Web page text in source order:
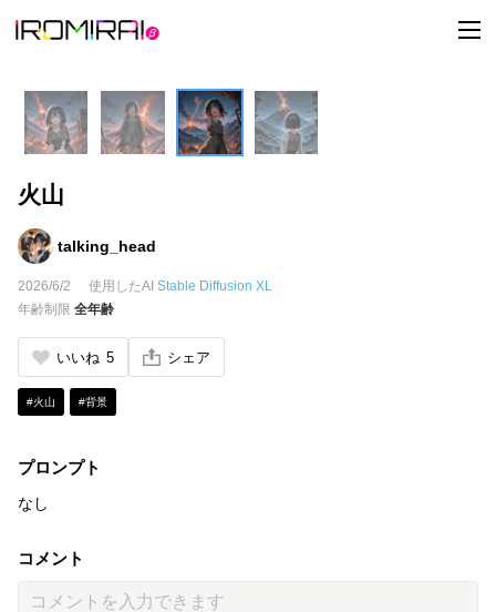
t
o
火山
talking_head
2026/6/2 使用したAI Stable Diffusion XL
年齢制限 全年齢
いいね 5 シェア
#火山 #背景
プロンプト
なし
コメント